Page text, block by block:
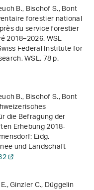
B., Bischof S., Bont
forestier national
du service forestier
2018–2026. WSL
Federal Institute for
WSL. 78 p.
B., Bischof S., Bont
die Befragung der
Erhebung 2018-
Eidg.
und Landschaft
Ginzler C., Düggelin